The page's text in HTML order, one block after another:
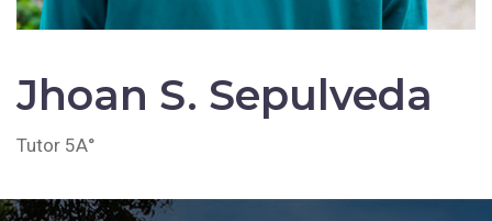
Jhoan S. Sepulveda
Tutor 5A°